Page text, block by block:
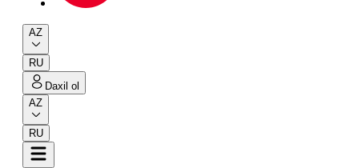
AZ
RU
Daxil ol
AZ
RU